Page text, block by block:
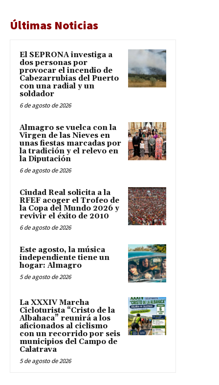
Últimas Noticias
El SEPRONA investiga a
dos personas por
provocar el incendio de
Cabezarrubias del Puerto
con una radial y un
soldador
6 de agosto de 2026
Almagro se vuelca con la
Virgen de las Nieves en
unas fiestas marcadas por
la tradición y el relevo en
la Diputación
6 de agosto de 2026
Ciudad Real solicita a la
RFEF acoger el Trofeo de
la Copa del Mundo 2026 y
revivir el éxito de 2010
6 de agosto de 2026
Este agosto, la música
independiente tiene un
hogar: Almagro
5 de agosto de 2026
La XXXIV Marcha
Cicloturista “Cristo de la
Albahaca” reunirá a los
aficionados al ciclismo
con un recorrido por seis
municipios del Campo de
Calatrava
5 de agosto de 2026